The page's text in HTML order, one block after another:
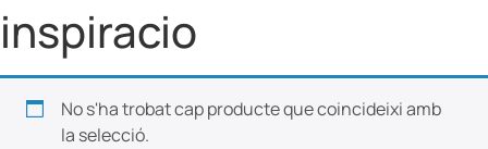
inspiracio
No s'ha trobat cap producte que coincideixi amb
la selecció.